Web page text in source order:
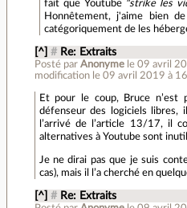
fait que Youtube "strike les
Honnêtement, j'aime bien
catégoriquement de les
[^] # Re: Extraits
Posté par Anonyme le 09 avril
modification le 09 avril 2019 à
Et pour le coup, Bruce n’est
défenseur des logiciels libres,
l’arrivé de l’article 13/17, il
alternatives à Youtube sont
Je ne dirai pas que je suis
cas), mais il l’a cherché en
[^] # Re: Extraits